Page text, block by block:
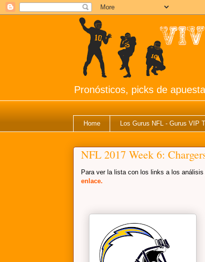
Pronósticos, picks de
Home Los Gurus NFL - Gurus VIP
NFL 2017 Week 6:
Para ver la lista con los links a los
enlace.